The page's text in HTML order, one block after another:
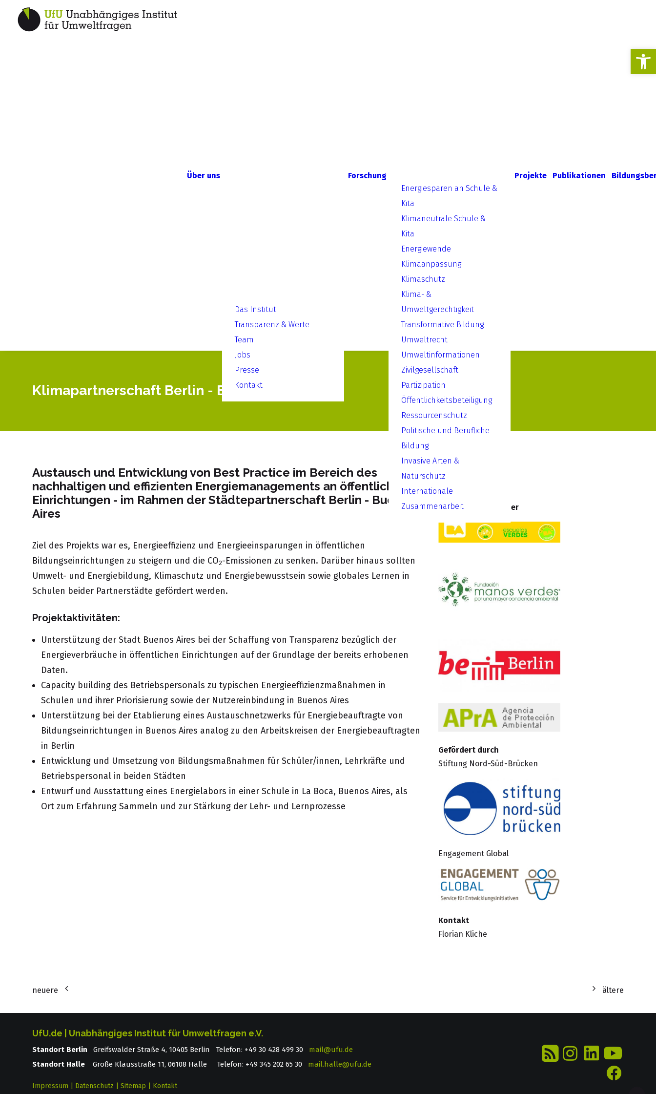
Über uns
Das Institut
Transparenz & Werte
Team
Jobs
Presse
Kontakt
Forschung
Energiesparen an Schule &
Kita
Klimaneutrale Schule &
Kita
Energiewende
Klimaanpassung
Klimaschutz
Klima- &
Umweltgerechtigkeit
Transformative Bildung
Umweltrecht
Umweltinformationen
Zivilgesellschaft
Partizipation
Öffentlichkeitsbeteiligung
Ressourcenschutz
Politische und Berufliche
Bildung
Invasive Arten &
Naturschutz
Internationale
Zusammenarbeit
Projekte Publikationen
Klimapartnerschaft Berlin - Buenos Aires
Austausch und Entwicklung von Best Practice im Bereich des
nachhaltigen und effizienten Energiemanagements an öffentlichen
Einrichtungen - im Rahmen der Städtepartnerschaft Berlin - Buenos
Aires
Ziel des Projekts war es, Energieeffizienz und Energieeinsparungen in öffentlichen
Bildungseinrichtungen zu steigern und die CO2-Emissionen zu senken. Darüber hinaus sollten
Umwelt- und Energiebildung, Klimaschutz und Energiebewusstsein sowie globales Lernen in
Schulen beider Partnerstädte gefördert werden.
Projektaktivitäten:
Unterstützung der Stadt Buenos Aires bei der Schaffung von Transparenz bezüglich der
Energieverbräuche in öffentlichen Einrichtungen auf der Grundlage der bereits erhobenen
Daten.
Capacity building des Betriebspersonals zu typischen Energieeffizienzmaßnahmen in
Schulen und ihrer Priorisierung sowie der Nutzereinbindung in Buenos Aires
Unterstützung bei der Etablierung eines Austauschnetzwerks für Energiebeauftragte von
Bildungseinrichtungen in Buenos Aires analog zu den Arbeitskreisen der Energiebeauftragten
in Berlin
Entwicklung und Umsetzung von Bildungsmaßnahmen für Schüler/innen, Lehrkräfte und
Betriebspersonal in beiden Städten
Entwurf und Ausstattung eines Energielabors in einer Schule in La Boca, Buenos Aires, als
Ort zum Erfahrung Sammeln und zur Stärkung der Lehr- und Lernprozesse
Laufzeit
11/2012 – 12/2014
Kooperationspartner
Gefördert durch
Stiftung Nord-Süd-Brücken
Engagement Global
Kontakt
Florian Kliche
neuere ältere
UfU.de | Unabhängiges Institut für Umweltfragen e.V.
Standort Berlin ­ Greifswalder Straße 4, 10405 Berlin Telefon: +49 30 428 499 30 mail@ufu.de
Standort Halle Große Klausstraße 11, 06108 Halle Telefon: +49 345 202 65 30 mail.halle@ufu.de
Impressum Datenschutz Sitemap Kontakt